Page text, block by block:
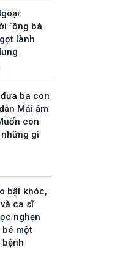
“ông bà
lành
ba con
Mái ấm
con
gì
bật khóc,
ca sĩ
nghẹn
một
bệnh